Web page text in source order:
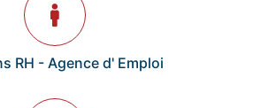
RH - Agence d' Emploi